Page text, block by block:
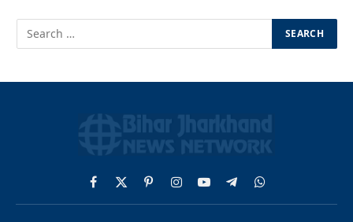
Facebook
X
(Twitter)
PinterestInstagram
YouTubeTelegramWhatsApp